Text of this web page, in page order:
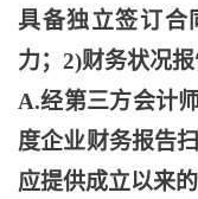
具备独立签订合
力；2)财务状况报
A.经第三方会计
度企业财务报告
应提供成立以来